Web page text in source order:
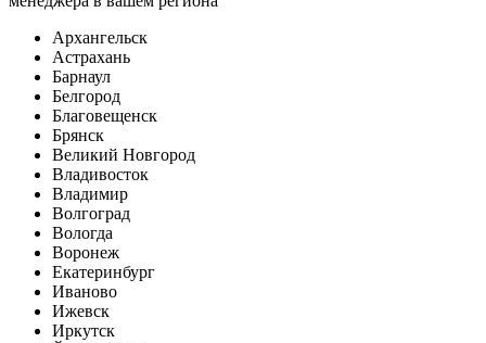
Архангельск
Астрахань
Барнаул
Белгород
Благовещенск
Брянск
Великий Новгород
Владивосток
Владимир
Волгоград
Вологда
Воронеж
Екатеринбург
Иваново
Ижевск
Иркутск